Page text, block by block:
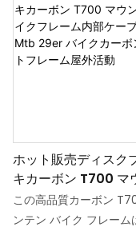
ブラケットを備えていま
インチから 19 インチま
まざまなサイズがあり、
最適です。
ホット販売ディスク
キカーボン T700 マ
ンバイクフレーム内
ブル Mtb 29er バイ
この高品質カーボン
ンテン バイク フレーム